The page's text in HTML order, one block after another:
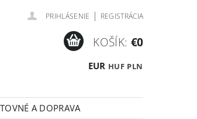
PRIHLÁSENIE | REGISTRÁCIA
EUR HUF PLN
KOŠÍK: €0
A DOPRAVA